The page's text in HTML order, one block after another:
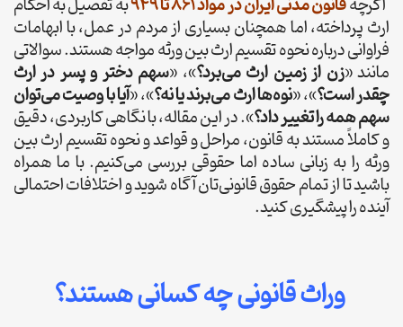
اگرچهقانون مدنی ایران در مواد ۸۶۱ تا ۹۴۹
به تفصیل به احکام
ارث پرداخته، اما همچنان بسیاری از مردم در عمل، با ابهامات
فراوانی درباره نحوه تقسیم ارث بین ورثه مواجه هستند. سوالاتی
مانند «زن از زمین ارث می‌برد؟»، «سهم دختر و پسر در ارث
چقدر است؟»، «نوه‌ها ارث می‌برند یا نه؟»، «آیا با وصیت می‌توان
سهم همه را تغییر داد؟». در این مقاله، با نگاهی کاربردی، دقیق
و کاملاً مستند به قانون، مراحل و قواعد و نحوه تقسیم ارث بین
ورثه را به زبانی ساده اما حقوقی بررسی می‌کنیم. با ما همراه
باشید تا از تمام حقوق قانونی‌تان آگاه شوید و اختلافات احتمالی
آینده را پیشگیری کنید.
وراث قانونی چه کسانی هستند؟